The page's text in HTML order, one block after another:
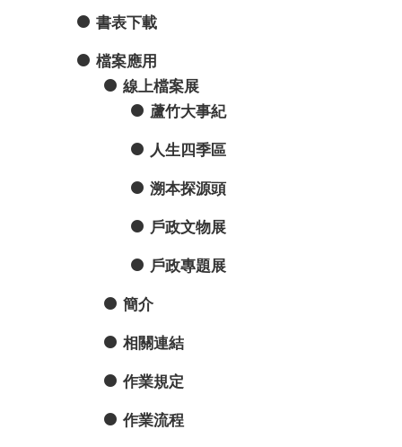
書表下載
檔案應用
線上檔案展
蘆竹大事紀
人生四季區
溯本探源頭
戶政文物展
戶政專題展
簡介
相關連結
作業規定
作業流程